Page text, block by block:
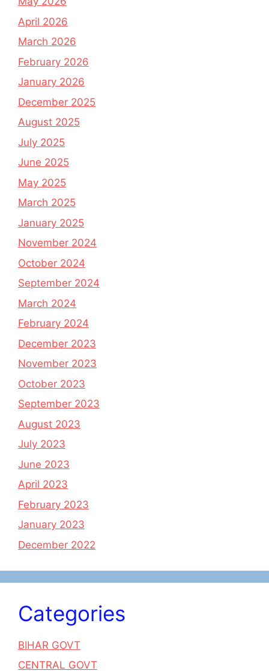
April 2026
March 2026
February 2026
January 2026
December 2025
August 2025
July 2025
June 2025
May 2025
March 2025
January 2025
November 2024
October 2024
September 2024
March 2024
February 2024
December 2023
November 2023
October 2023
September 2023
August 2023
July 2023
June 2023
April 2023
February 2023
January 2023
December 2022
Categories
BIHAR GOVT
CENTRAL GOVT